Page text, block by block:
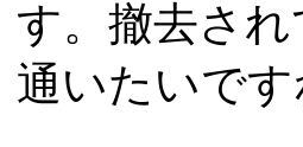
す。撤去さ
通いたいです